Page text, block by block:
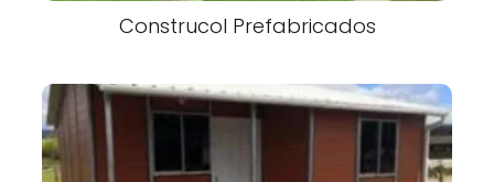
Construcol Prefabricados